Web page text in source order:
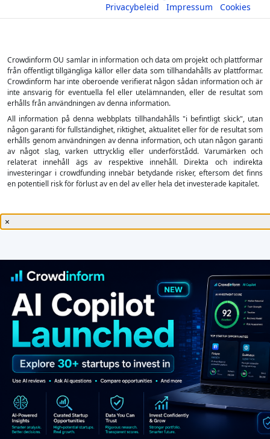
Privacybeleid
Impressum Cookies
Crowdinform OU samlar in information och data om projekt och plattformar
från offentligt tillgängliga källor eller data som tillhandahålls av plattformar.
Crowdinform har inte oberoende verifierat någon sådan information och är
inte ansvarig för eventuella fel eller utelämnanden, eller de resultat som
erhålls från användningen av denna information.
All information på denna webbplats tillhandahålls "i befintligt skick", utan
någon garanti för fullständighet, riktighet, aktualitet eller för de resultat som
erhålls genom användningen av denna information, och utan någon garanti
av något slag, varken uttrycklig eller underförstådd. Varumärken och
relaterat innehåll ägs av respektive innehåll. Direkta och indirekta
investeringar i crowdfunding innebär betydande risker, eftersom det finns
en potentiell risk för förlust av en del av eller hela det investerade kapitalet.
×